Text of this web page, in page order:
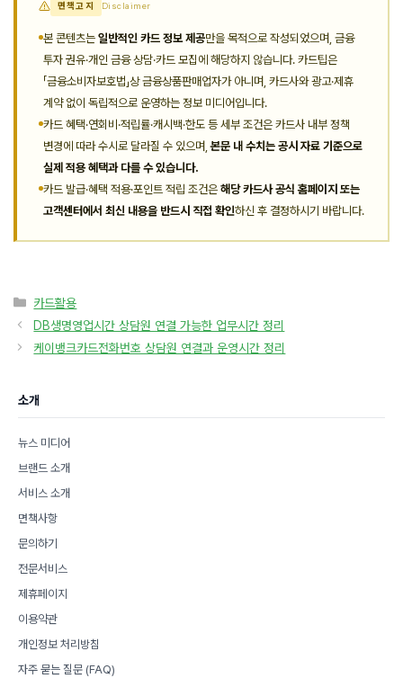
면책고지 Disclaimer
본 콘텐츠는 일반적인 카드 정보 제공만을 목적으로 작성되었으며, 금융
투자 권유·개인 금융 상담·카드 모집에 해당하지 않습니다. 카드팁은
「금융소비자보호법」상 금융상품판매업자가 아니며, 카드사와 광고·제휴
계약 없이 독립적으로 운영하는 정보 미디어입니다.
카드 혜택·연회비·적립률·캐시백·한도 등 세부 조건은 카드사 내부 정책
변경에 따라 수시로 달라질 수 있으며,본문 내 수치는 공시 자료 기준으로
실제 적용 혜택과 다를 수 있습니다.
카드 발급·혜택 적용·포인트 적립 조건은 해당 카드사 공식 홈페이지 또는
고객센터에서 최신 내용을 반드시 직접 확인하신 후 결정하시기 바랍니다.
카
테
리
카드활용
DB생명영업시간 상담원 연결 가능한 업무시간 정리
케이뱅크카드전화번호 상담원 연결과 운영시간 정리
소개
뉴스 미디어
브랜드 소개
서비스 소개
면책사항
문의하기
전문서비스
제휴페이지
이용약관
개인정보 처리방침
자주 묻는 질문 (FAQ)